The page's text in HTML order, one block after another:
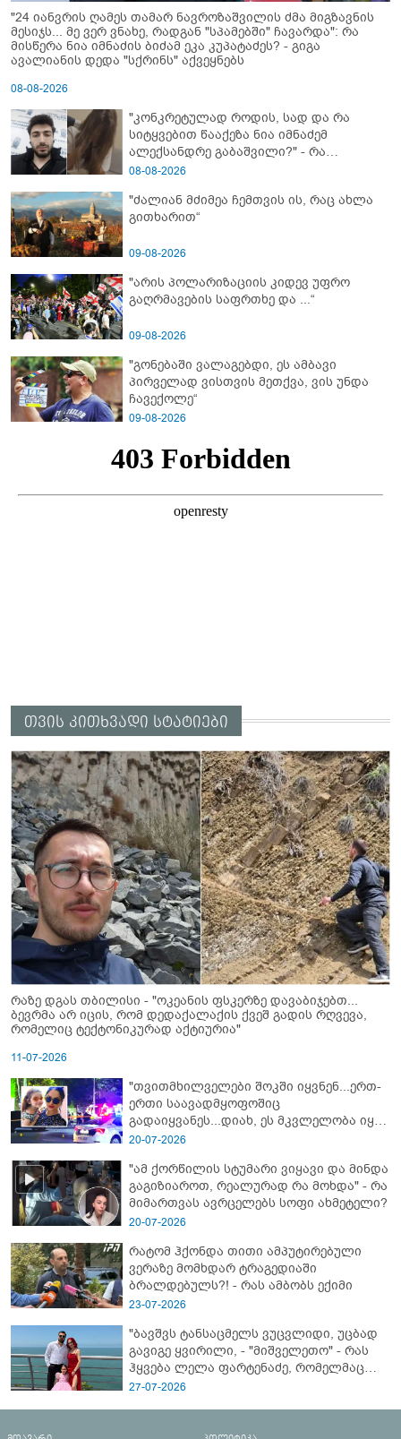
"24 იანვრის ღამეს თამარ ნავროზაშვილის ძმა მიგზავნის
მესიჯს... მე ვერ ვნახე, რადგან "სპამებში" ჩავარდა": რა
მისწერა ნია იმნაძის ბიძამ ეკა კუპატაძეს? - გიგა
ავალიანის დედა "სქრინს" აქვეყნებს
08-08-2026
"კონკრეტულად როდის, სად და რა
სიტყვებით წააქეზა ნია იმნაძემ
ალექსანდრე გაბაშვილი?" - რა
მიმართვას ავრცელებს ნია იმნაძის
08-08-2026
"ძალიან მძიმეა ჩემთვის ის, რაც ახლა
გითხარით“
09-08-2026
"არის პოლარიზაციის კიდევ უფრო
გაღრმავების საფრთხე და ...“
09-08-2026
"გონებაში ვალაგებდი, ეს ამბავი
პირველად ვისთვის მეთქვა, ვის უნდა
ჩავექოლე“
09-08-2026
თვის კითხვადი სტატიები
რაზე დგას თბილისი - "ოკეანის ფსკერზე დავაბიჯებთ...
ბევრმა არ იცის, რომ დედაქალაქის ქვეშ გადის რღვევა,
რომელიც ტექტონიკურად აქტიურია"
11-07-2026
"თვითმხილველები შოკში იყვნენ...ერთ-
ერთი საავადმყოფოშიც
გადაიყვანეს...დიახ, ეს მკვლელობა იყო"
- გორში დატრიალებული ტრაგედიის
20-07-2026
"ამ ქორწილის სტუმარი ვიყავი და მინდა
გაგიზიაროთ, რეალურად რა მოხდა" - რა
მიმართვას ავრცელებს სოფი ახმეტელი?
20-07-2026
რატომ ჰქონდა თითი ამპუტირებული
ვერაზე მომხდარ ტრაგედიაში
ბრალდებულს?! - რას ამბობს ექიმი
23-07-2026
"ბავშვს ტანსაცმელს ვუცვლიდი, უცბად
გავიგე ყვირილი, - "მიშველეთო" - რას
ჰყვება ლელა ფარტენაძე, რომელმაც
ბათუმში 16 წლის ბიჭი ზღვაში
27-07-2026